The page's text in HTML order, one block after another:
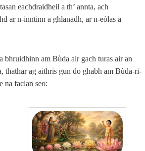
eachdraidheil a th’ annta, ach
ar n‑inntinn a ghlanadh, ar n‑eòlas a
bhruidhinn am Bùda air gach turas air an
thathar ag aithris gun do ghabh am Bùda-ri-
na faclan seo: